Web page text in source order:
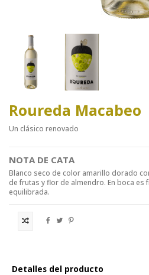
Roureda Macabeo
Un clásico renovado
NOTA DE CATA
Blanco seco de color amarillo dorado
de frutas y flor de almendro. En boca es
equilibrada.
Detalles del producto